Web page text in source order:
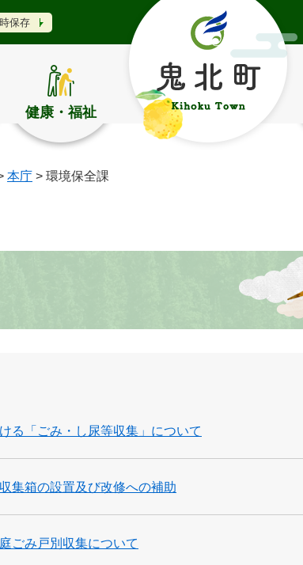
保存
健康・福祉
本庁 > 環境保全課
る「ごみ・し尿等収集」について
集箱の設置及び改修への補助
ごみ戸別収集について